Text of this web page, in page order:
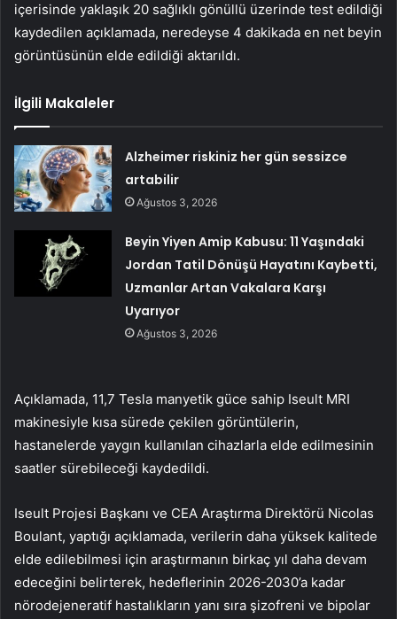
içerisinde yaklaşık 20 sağlıklı gönüllü üzerinde test edildiği
kaydedilen açıklamada, neredeyse 4 dakikada en net beyin
görüntüsünün elde edildiği aktarıldı.
İlgili Makaleler
Alzheimer riskiniz her gün sessizce
artabilir
Ağustos 3, 2026
Beyin Yiyen Amip Kabusu: 11 Yaşındaki
Jordan Tatil Dönüşü Hayatını Kaybetti,
Uzmanlar Artan Vakalara Karşı
Uyarıyor
Ağustos 3, 2026
Açıklamada, 11,7 Tesla manyetik güce sahip Iseult MRI
makinesiyle kısa sürede çekilen görüntülerin,
hastanelerde yaygın kullanılan cihazlarla elde edilmesinin
saatler sürebileceği kaydedildi.
Iseult Projesi Başkanı ve CEA Araştırma Direktörü Nicolas
Boulant, yaptığı açıklamada, verilerin daha yüksek kalitede
elde edilebilmesi için araştırmanın birkaç yıl daha devam
edeceğini belirterek, hedeflerinin 2026-2030’a kadar
nörodejeneratif hastalıkların yanı sıra şizofreni ve bipolar